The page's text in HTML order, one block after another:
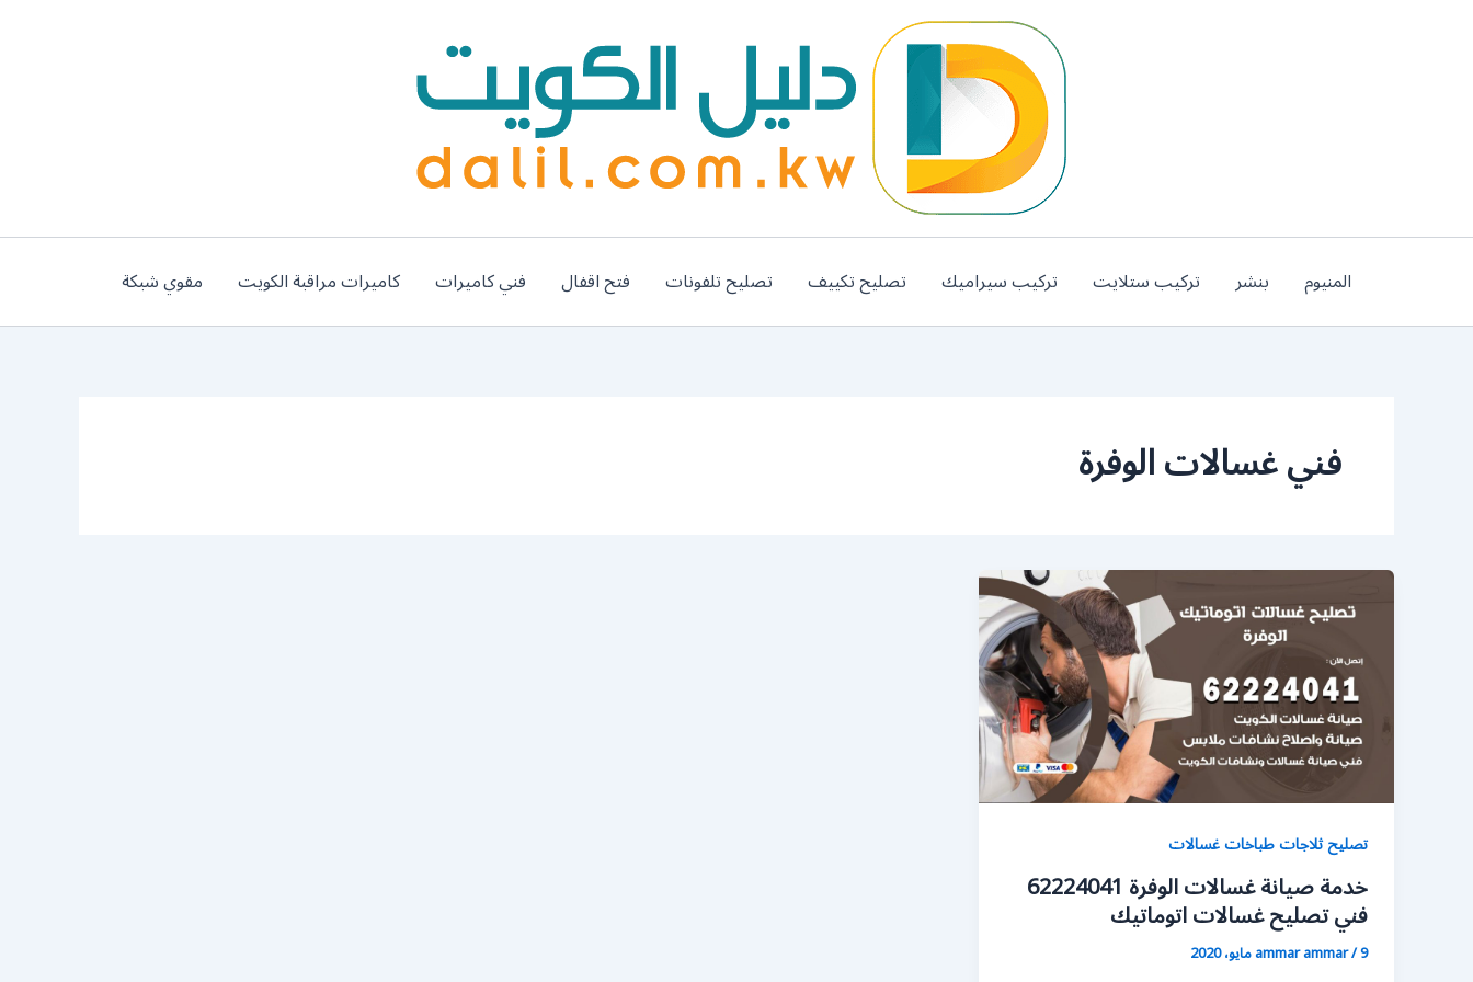
المنيوم بنشر تركيب ستلايت تركيب سيراميك تصليح تكييف تصليح تلفونات فتح اقفال فني كاميرات كاميرات مراقبة الكويت مقوي شبكة
فني غسالات الوفرة
تصليح ثلاجات طباخات غسالات
خدمة صيانة غسالات الوفرة 62224041
فني تصليح غسالات اتوماتيك
ammar ammar/9 مايو، 2020